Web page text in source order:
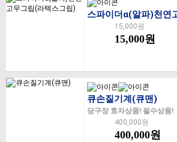
스파이더α(알파)천연
15,000원
15,000원
큐손질기계(큐맨)
당구장 효자상품! 필수상품!
400,000원
400,000원